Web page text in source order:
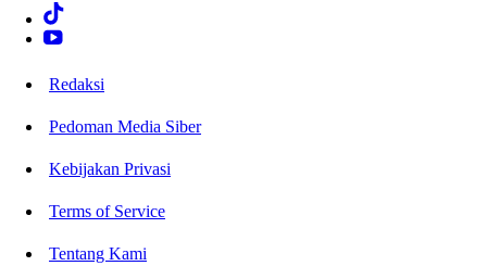
Redaksi
Pedoman Media Siber
Kebijakan Privasi
Terms of Service
Tentang Kami